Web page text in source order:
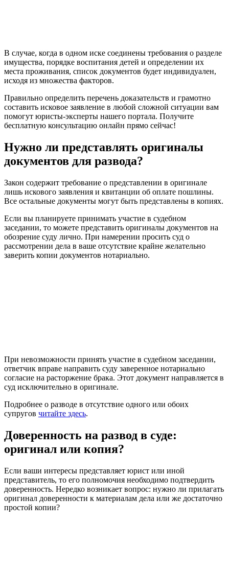
В случае, когда в одном иске соединены требования о разделе
имущества, порядке воспитания детей и определении их
места проживания, список документов будет индивидуален,
исходя из множества факторов.
Правильно определить перечень доказательств и грамотно
составить исковое заявление в любой сложной ситуации вам
помогут юристы-эксперты нашего портала. Получите
бесплатную консультацию онлайн прямо сейчас!
Нужно ли представлять оригиналы
документов для развода?
Закон содержит требование о представлении в оригинале
лишь искового заявления и квитанции об оплате пошлины.
Все остальные документы могут быть представлены в копиях.
Если вы планируете принимать участие в судебном
заседании, то можете представить оригиналы документов на
обозрение суду лично. При намерении просить суд о
рассмотрении дела в ваше отсутствие крайне желательно
заверить копии документов нотариально.
При невозможности принять участие в судебном заседании,
ответчик вправе направить суду заверенное нотариально
согласие на расторжение брака. Этот документ направляется в
суд исключительно в оригинале.
Подробнее о разводе в отсутствие одного или обоих
супругов читайте здесь.
Доверенность на развод в суде:
оригинал или копия?
Если ваши интересы представляет юрист или иной
представитель, то его полномочия необходимо подтвердить
доверенность. Нередко возникает вопрос: нужно ли прилагать
оригинал доверенности к материалам дела или же достаточно
простой копии?